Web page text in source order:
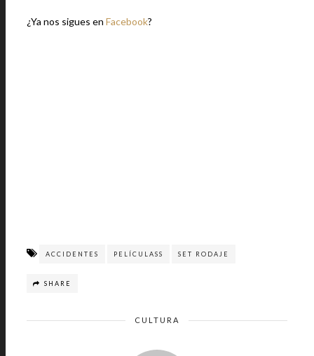
¿Ya nos sigues en Facebook?
ACCIDENTES PELÍCULASS SET RODAJE
SHARE
CULTURA